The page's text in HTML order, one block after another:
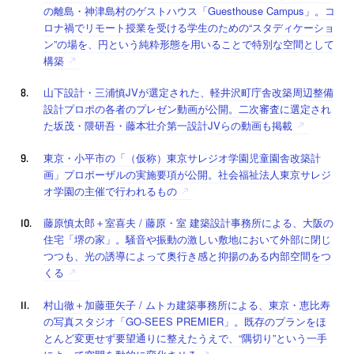
の離島・神津島村のゲストハウス「Guesthouse Campus」。コ
ロナ禍でリモート授業を受ける学生のための“スタディケーショ
ン”の場を、円という純粋形態を用いることで特別な空間として
構築
山下設計・三浦慎JVが選定された、軽井沢町庁舎改築周辺整備
設計プロポの各者のプレゼン動画が公開。二次審査に選定され
た坂茂・隈研吾・藤本壮介第一設計JVらの動画も掲載
東京・小平市の「（仮称）東京サレジオ学園児童園舎改築計
画」プロポーザルの実施要項が公開。社会福祉法人東京サレジ
オ学園の主催で行われるもの
藤原慎太郎＋室喜夫 / 藤原・室 建築設計事務所による、大阪の
住宅「堺の家」。騒音や振動の激しい敷地において外部に閉じ
つつも、光の誘導によって奥行き感と抑揚のある内部空間をつ
くる
村山徹＋加藤亜矢子 / ムトカ建築事務所による、東京・恵比寿
の写真スタジオ「GO-SEES PREMIER」。既存のプランをほ
とんど変更せず要望通りに整えたうえで、“隅切り”という一手